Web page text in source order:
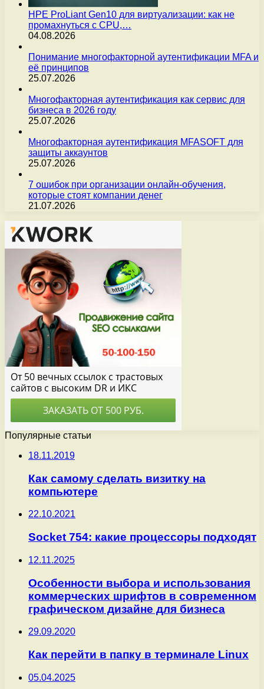
HPE ProLiant Gen10 для виртуализации: как не
промахнуться с CPU,…
04.08.2026
Понимание многофакторной аутентификации MFA и
её принципов
25.07.2026
Многофакторная аутентификация как сервис для
бизнеса в 2026 году
25.07.2026
Многофакторная аутентификация MFASOFT для
защиты аккаунтов
25.07.2026
7 ошибок при организации онлайн-обучения,
которые стоят компании денег
21.07.2026
Популярные статьи
18.11.2019
Как самому сделать визитку на
компьютере
22.10.2021
Socket 754: какие процессоры подходят
12.11.2025
Особенности выбора и использования
коммерческих шрифтов в современном
графическом дизайне для бизнеса
29.09.2020
Как перейти в папку в терминале Linux
05.04.2025